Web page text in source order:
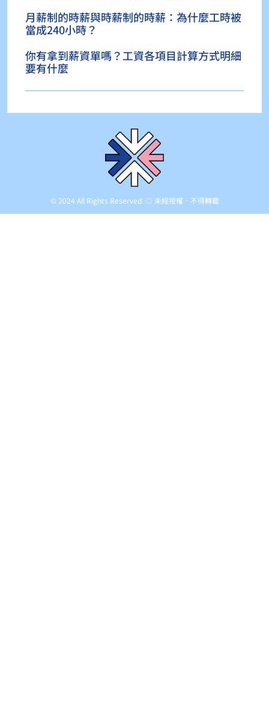
月薪制的時薪與時薪制的時薪：為什麼工時被
當成240小時？
你有拿到薪資單嗎？工資各項目計算方式明細
要有什麼
© 2024 All Rights Reserved. ◎ 未經授權．不得轉載